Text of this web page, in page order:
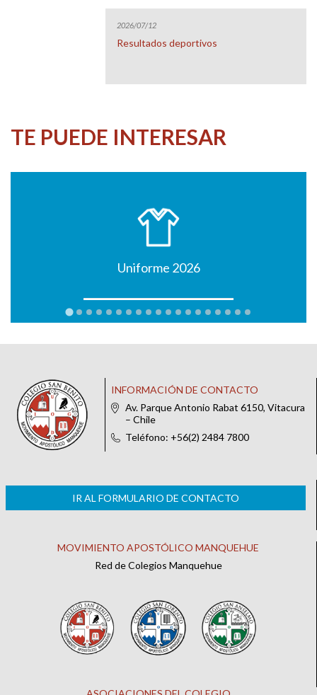
2026/07/12
Resultados deportivos
TE PUEDE INTERESAR
Uniforme 2026
INFORMACIÓN DE CONTACTO
Av. Parque Antonio Rabat 6150, Vitacura
– Chile
Teléfono: +56(2) 2484 7800
IR AL FORMULARIO DE CONTACTO
MOVIMIENTO APOSTÓLICO MANQUEHUE
Red de Colegios Manquehue